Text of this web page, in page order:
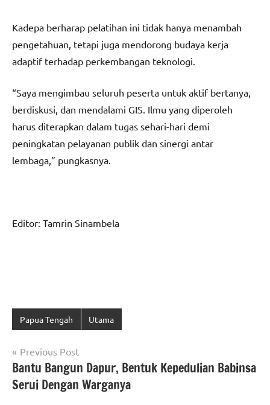
Kadepa berharap pelatihan ini tidak hanya menambah
pengetahuan, tetapi juga mendorong budaya kerja
adaptif terhadap perkembangan teknologi.
“Saya mengimbau seluruh peserta untuk aktif bertanya,
berdiskusi, dan mendalami GIS. Ilmu yang diperoleh
harus diterapkan dalam tugas sehari-hari demi
peningkatan pelayanan publik dan sinergi antar
lembaga,” pungkasnya.
Editor: Tamrin Sinambela
Papua Tengah Utama
Navigasi
pos
Previous Post
Bantu Bangun Dapur, Bentuk Kepedulian Babinsa
Serui Dengan Warganya